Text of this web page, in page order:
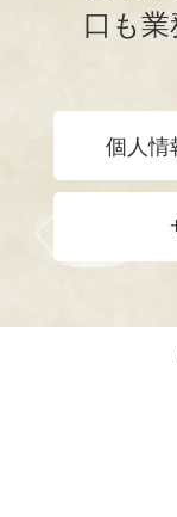
口も業
個人情